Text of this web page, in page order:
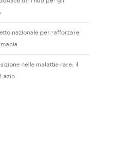
nazionale per rafforzare
nelle malattie rare: il